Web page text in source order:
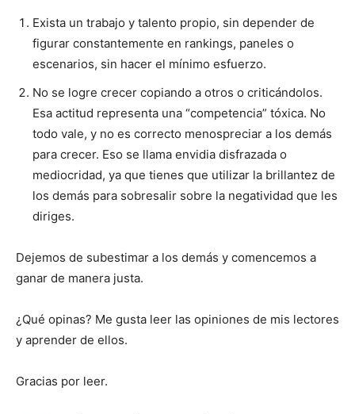
Exista un trabajo y talento propio, sin depender de
figurar constantemente en rankings, paneles o
escenarios, sin hacer el mínimo esfuerzo.
No se logre crecer copiando a otros o criticándolos.
Esa actitud representa una “competencia” tóxica. No
todo vale, y no es correcto menospreciar a los demás
para crecer. Eso se llama envidia disfrazada o
mediocridad, ya que tienes que utilizar la brillantez de
los demás para sobresalir sobre la negatividad que les
diriges.
Dejemos de subestimar a los demás y comencemos a
ganar de manera justa.
¿Qué opinas? Me gusta leer las opiniones de mis lectores
y aprender de ellos.
Gracias por leer.